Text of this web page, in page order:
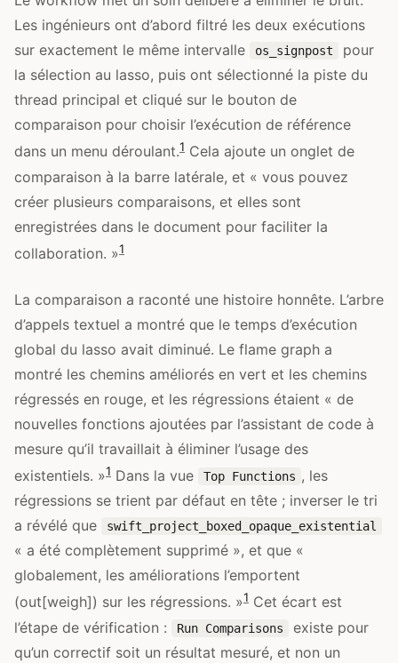
Les ingénieurs ont d’abord filtré les deux exécutions
sur exactement le même intervalle
os_signpost
pour
la sélection au lasso, puis ont sélectionné la piste du
thread principal et cliqué sur le bouton de
comparaison pour choisir l’exécution de référence
dans un menu déroulant.1 Cela ajoute un onglet de
comparaison à la barre latérale, et « vous pouvez
créer plusieurs comparaisons, et elles sont
enregistrées dans le document pour faciliter la
collaboration. »1
La comparaison a raconté une histoire honnête. L’arbre
d’appels textuel a montré que le temps d’exécution
global du lasso avait diminué. Le flame graph a
montré les chemins améliorés en vert et les chemins
régressés en rouge, et les régressions étaient « de
nouvelles fonctions ajoutées par l’assistant de code à
mesure qu’il travaillait à éliminer l’usage des
existentiels. »1 Dans la vue Top Functions , les
régressions se trient par défaut en tête ; inverser le tri
a révélé que
swift_project_boxed_opaque_existential
« a été complètement supprimé », et que «
globalement, les améliorations l’emportent
(out[weigh]) sur les régressions. »1 Cet écart est
l’étape de vérification :
Run Comparisons
existe pour
qu’un correctif soit un résultat mesuré, et non un